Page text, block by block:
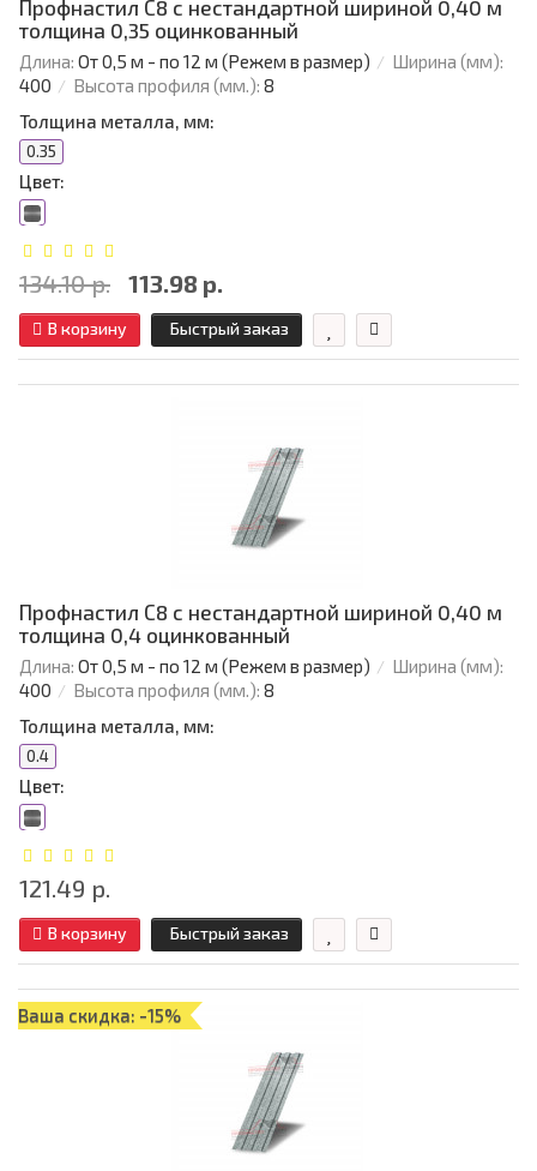
Профнастил С8 с нестандартной шириной 0,40 м
толщина 0,35 оцинкованный
Длина: От 0,5 м - по 12 м (Режем в размер)
Ширина (мм):
400
Высота профиля (мм.): 8
Толщина металла, мм:
0.35
Цвет:
134.10 р. 113.98 р.
В корзину Быстрый заказ
Профнастил С8 с нестандартной шириной 0,40 м
толщина 0,4 оцинкованный
Длина: От 0,5 м - по 12 м (Режем в размер)
Ширина (мм):
400
Высота профиля (мм.): 8
Толщина металла, мм:
0.4
Цвет:
121.49 р.
В корзину Быстрый заказ
Ваша скидка: -15%